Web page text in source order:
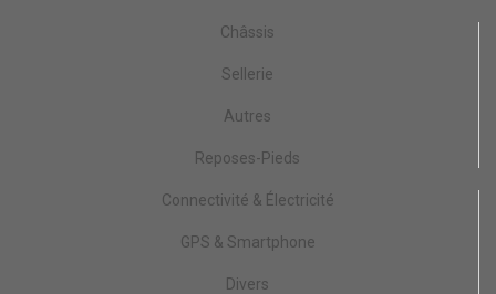
Châssis
Sellerie
Autres
Reposes-Pieds
Connectivité & Électricité
GPS & Smartphone
Divers